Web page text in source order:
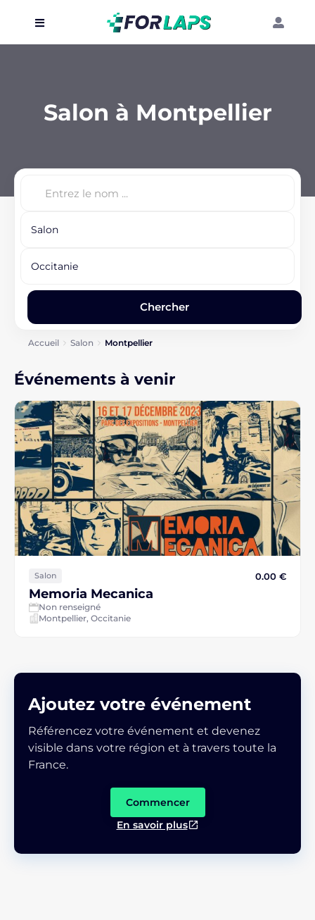
Localisation
Blog
Salon à Montpellier
Accueil Salon Montpellier
Événements à venir
Salon 0.00 €
Memoria Mecanica
Non renseigné
Montpellier, Occitanie
Ajoutez votre événement
Référencez votre événement et devenez
visible dans votre région et à travers toute la
France.
Commencer
En savoir plus